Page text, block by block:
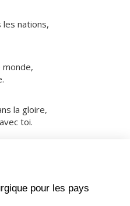
les nations,
monde,
la gloire,
toi.
la fais recouvrer, oriente